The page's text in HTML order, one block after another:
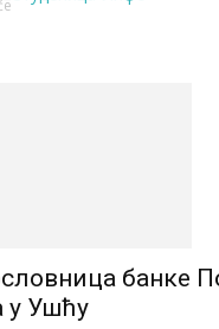
банке
у Ушћу